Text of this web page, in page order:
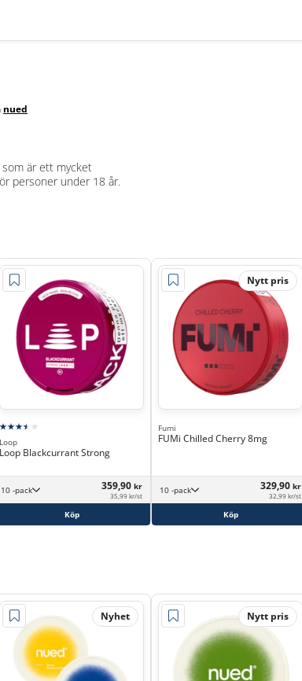
nued
är ett mycket
personer under 18 år.
Loop
Loop Blackcurrant Strong
10 -pack 359,90 kr
35,99 kr/st
Köp
Nytt pris
Fumi
FUMi Chilled Cherry 8mg
10 -pack 329,90 kr
32,99 kr/st
Köp
Nyhet Nytt pris